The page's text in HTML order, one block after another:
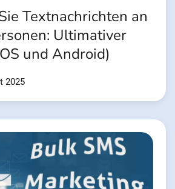
Textnachrichten an
Ultimativer
und Android)
2025